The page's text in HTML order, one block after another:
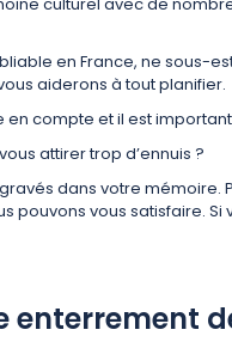
en France, ne sous-
aiderons à tout planifier.
compte et il est
attirer trop d’ennuis ?
dans votre mémoire.
pouvons vous satisfaire. Si
enterrement